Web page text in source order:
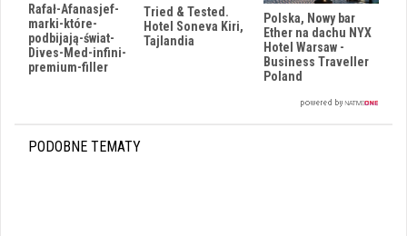
Rafał-Afanasjef-
marki-które-
podbijają-świat-
Dives-Med-infini-
premium-filler
Tried & Tested.
Hotel Soneva Kiri,
Tajlandia
Polska, Nowy bar
Ether na dachu NYX
Hotel Warsaw -
Business Traveller
Poland
PODOBNE TEMATY